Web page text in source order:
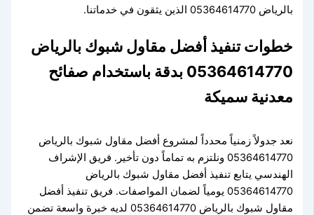
بالرياض 05364614770 الذين يثقون في خدماتنا.
خطوات تنفيذ أفضل مقاول شبوك بالرياض
05364614770 بدقة باستخدام صفائح
معدنية سميكة
نعد جدولاً زمنياً محدداً لمشروع أفضل مقاول شبوك بالرياض
05364614770 ونلتزم به تماماً دون تأخير. فريق الإشراف
الهندسي يتابع تنفيذ أفضل مقاول شبوك بالرياض
05364614770 يومياً لضمان المواصفات. فريق تنفيذ أفضل
مقاول شبوك بالرياض 05364614770 لديه خبرة واسعة تضمن